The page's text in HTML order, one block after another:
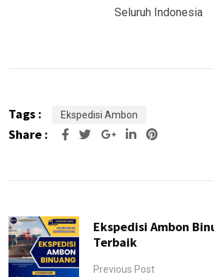
Seluruh Indonesia
Tags : Ekspedisi Ambon
Share : Google+LinkedIn
Pinterest
Ekspedisi Ambon
Terbaik
Previous Post